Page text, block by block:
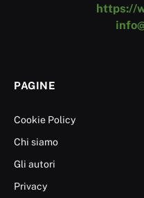
https://
PAGINE
Cookie Policy
Chi siamo
Gli autori
Privacy